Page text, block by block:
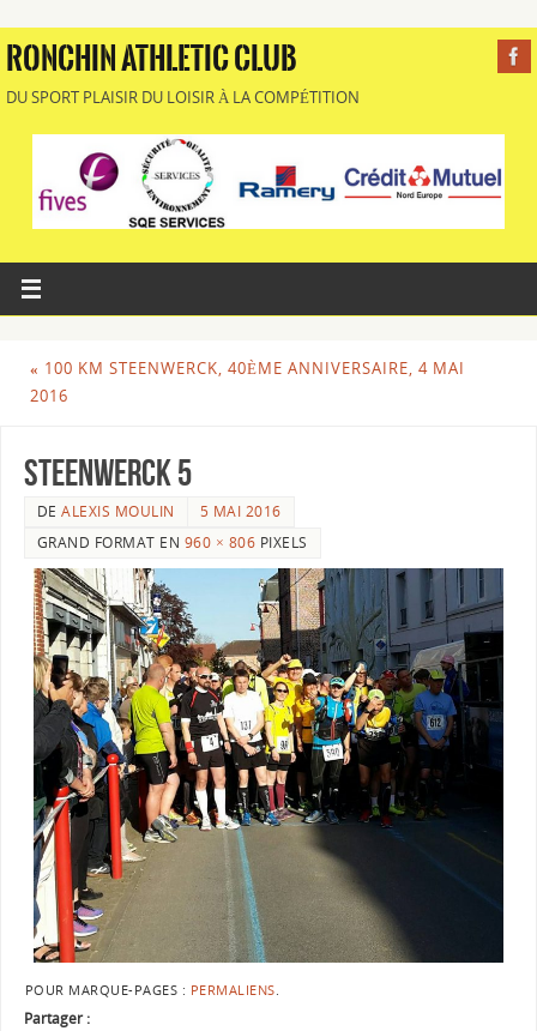
RONCHIN ATHLETIC CLUB
DU SPORT PLAISIR DU LOISIR À LA COMPÉTITION
« 100 KM STEENWERCK, 40ÈME ANNIVERSAIRE, 4 MAI
2016
steenwerck 5
DEALEXIS MOULIN
5 MAI 2016
GRAND FORMAT EN 960 × 806 PIXELS
POUR MARQUE-PAGES : PERMALIENS.
Partager :